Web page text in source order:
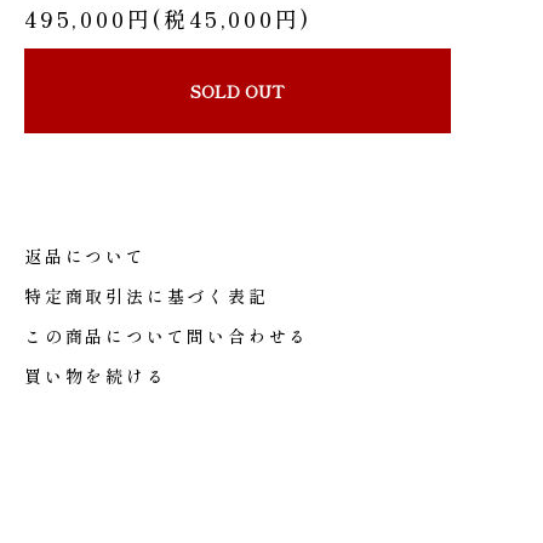
495,000円(税45,000円)
SOLD OUT
返品について
特定商取引法に基づく表記
この商品について問い合わせる
買い物を続ける